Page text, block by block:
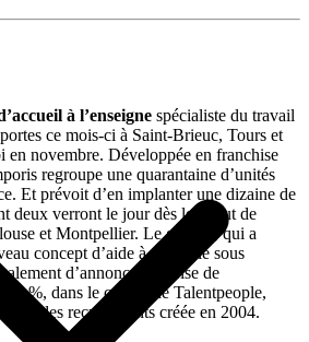
à l’enseigne spécialiste du travail
ce mois-ci à Saint-Brieuc, Tours et
en novembre. Développée en franchise
regroupe une quarantaine d’unités
Et prévoit d’en implanter une dizaine de
deux verront le jour dès le début de
et Montpellier. Le groupe, qui a
concept d’aide à domicile sous
d’annoncer sa prise de
%, dans le capital de Talentpeople,
des recrutements créée en 2004.